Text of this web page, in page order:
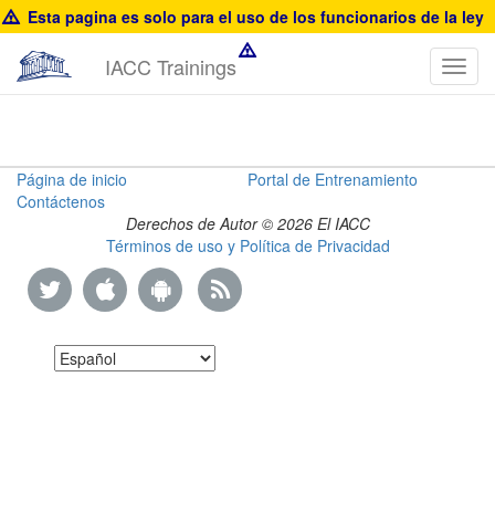
Esta pagina es solo para el uso de los funcionarios de la ley
IACC Trainings
SanDisk
Product
Information
Página de inicio
Portal de Entrenamiento
Contáctenos
Derechos de Autor © 2026 El IACC
Términos de uso y Política de Privacidad